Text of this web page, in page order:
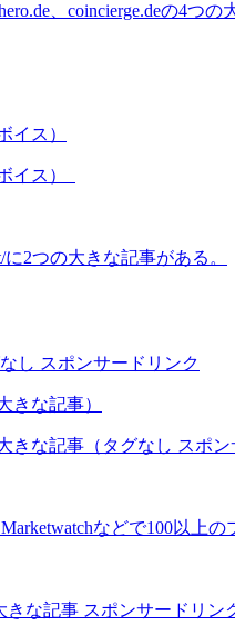
、coincierge.deの4つの
イス）
イス）
に2つの大きな記事がある。
し スポンサードリンク
きな記事）
きな記事（タグなし スポン
Marketwatchなどで100以上の
きな記事 スポンサードリン